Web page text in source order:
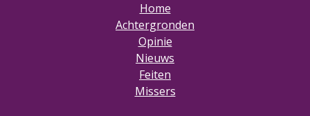
Home
Achtergronden
Opinie
Nieuws
Feiten
Missers